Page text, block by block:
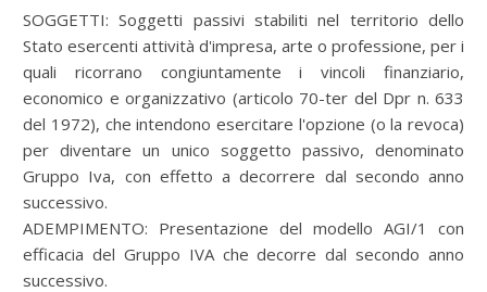
SOGGETTI: Soggetti passivi stabiliti nel territorio dello
Stato esercenti attività d'impresa, arte o professione, per i
quali ricorrano congiuntamente i vincoli finanziario,
economico e organizzativo (articolo 70-ter del Dpr n. 633
del 1972), che intendono esercitare l'opzione (o la revoca)
per diventare un unico soggetto passivo, denominato
Gruppo Iva, con effetto a decorrere dal secondo anno
successivo.
ADEMPIMENTO: Presentazione del modello AGI/1 con
efficacia del Gruppo IVA che decorre dal secondo anno
successivo.